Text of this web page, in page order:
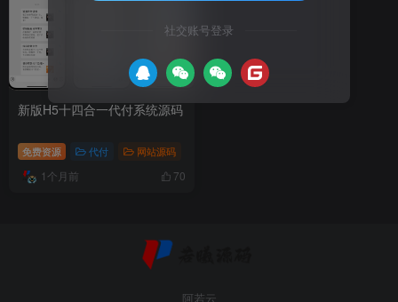
新版H5十四合一代付系统源码
免费资源 代付 网站源码
1个月前 70
阿若云
社交账号登录